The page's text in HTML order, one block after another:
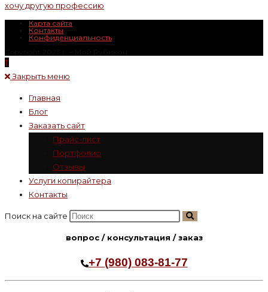
хочу другую профессию
Карта сайта
Контакты
Конфиденциальность
Закрыть меню
Главная
Блог
Заказать сайт
Прайс-лист
Портфолио
Отзывы
Услуги копирайтера
Контакты
Поиск на сайте
вопрос / консультация / заказ
+7 (980) 083-81-77